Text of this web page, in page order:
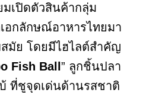
มเปิดตัวสินค้ากลุ่ม
อกลักษณ์อาหารไทยมา
มัย โดยมีไฮไลต์สำคัญ
Fish Ball” ลูกชิ้นปลา
ที่ชูจุดเด่นด้านรสชาติ